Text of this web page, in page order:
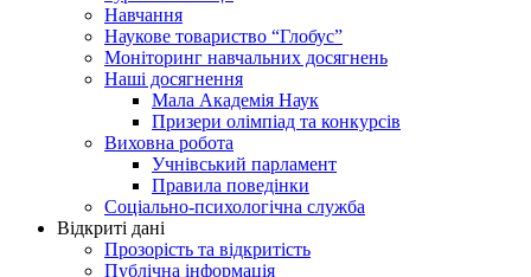
Навчання
Наукове товариство “Глобус”
Моніторинг навчальних досягнень
Наші досягнення
Мала Академія Наук
Призери олімпіад та конкурсів
Виховна робота
Учнівський парламент
Правила поведінки
Соціально-психологічна служба
Відкриті дані
Прозорість та відкритість
Публічна інформація